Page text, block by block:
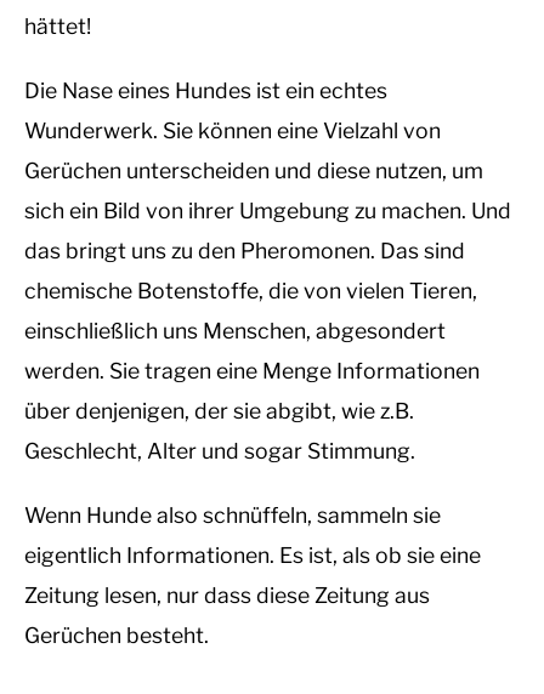
hättet!
Die Nase eines Hundes ist ein echtes
Wunderwerk. Sie können eine Vielzahl von
Gerüchen unterscheiden und diese nutzen, um
sich ein Bild von ihrer Umgebung zu machen. Und
das bringt uns zu den Pheromonen. Das sind
chemische Botenstoffe, die von vielen Tieren,
einschließlich uns Menschen, abgesondert
werden. Sie tragen eine Menge Informationen
über denjenigen, der sie abgibt, wie z.B.
Geschlecht, Alter und sogar Stimmung.
Wenn Hunde also schnüffeln, sammeln sie
eigentlich Informationen. Es ist, als ob sie eine
Zeitung lesen, nur dass diese Zeitung aus
Gerüchen besteht.